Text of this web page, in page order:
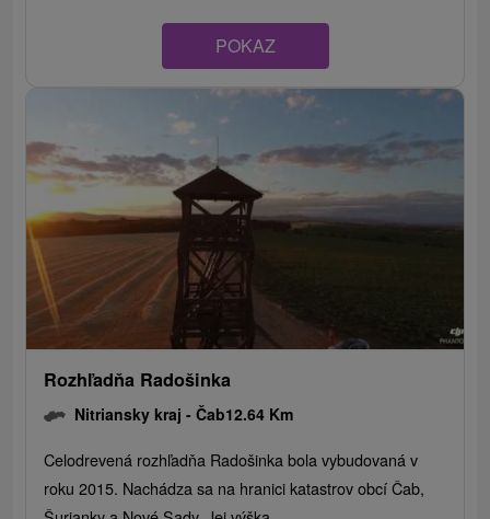
POKAZ
Rozhľadňa Radošinka
Nitriansky kraj -Čab12.64 Km
Celodrevená rozhľadňa Radošinka bola vybudovaná v
roku 2015. Nachádza sa na hranici katastrov obcí Čab,